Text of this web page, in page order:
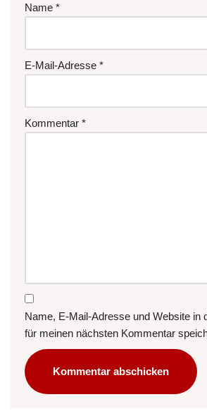
Name *
E-Mail-Adresse *
Kommentar *
Name, E-Mail-Adresse und Website in
für meinen nächsten Kommentar